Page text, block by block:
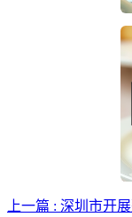
上一篇 : 深圳市开